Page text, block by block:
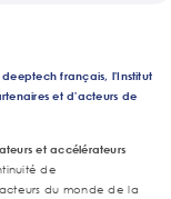
français, l'Institut
et d'acteurs de
et accélérateurs
de
du monde de la